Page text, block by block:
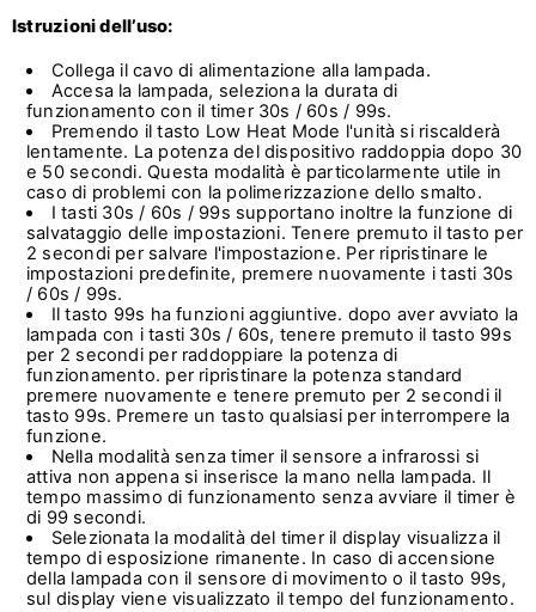
Istruzioni dell’uso:
Collega il cavo di alimentazione alla lampada.
Accesa la lampada, seleziona la durata di
funzionamento con il timer 30s / 60s / 99s.
Premendo il tasto Low Heat Mode l'unità si riscalderà
lentamente. La potenza del dispositivo raddoppia dopo 30
e 50 secondi. Questa modalità è particolarmente utile in
caso di problemi con la polimerizzazione dello smalto.
I tasti 30s / 60s / 99s supportano inoltre la funzione di
salvataggio delle impostazioni. Tenere premuto il tasto per
2 secondi per salvare l'impostazione. Per ripristinare le
impostazioni predefinite, premere nuovamente i tasti 30s
/ 60s / 99s.
Il tasto 99s ha funzioni aggiuntive. dopo aver avviato la
lampada con i tasti 30s / 60s, tenere premuto il tasto 99s
per 2 secondi per raddoppiare la potenza di
funzionamento. per ripristinare la potenza standard
premere nuovamente e tenere premuto per 2 secondi il
tasto 99s. Premere un tasto qualsiasi per interrompere la
funzione.
Nella modalità senza timer il sensore a infrarossi si
attiva non appena si inserisce la mano nella lampada. Il
tempo massimo di funzionamento senza avviare il timer è
di 99 secondi.
Selezionata la modalità del timer il display visualizza il
tempo di esposizione rimanente. In caso di accensione
della lampada con il sensore di movimento o il tasto 99s,
sul display viene visualizzato il tempo del funzionamento.